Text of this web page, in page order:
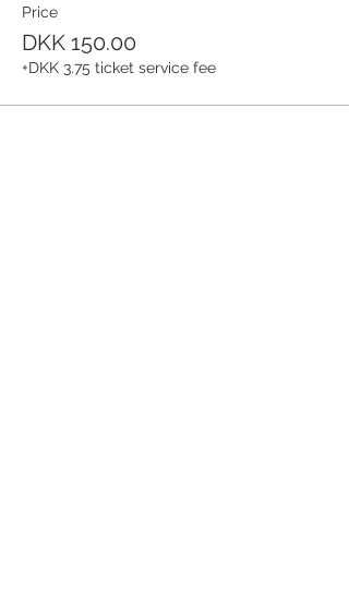
Price
DKK 150.00
+DKK 3.75 ticket service fee